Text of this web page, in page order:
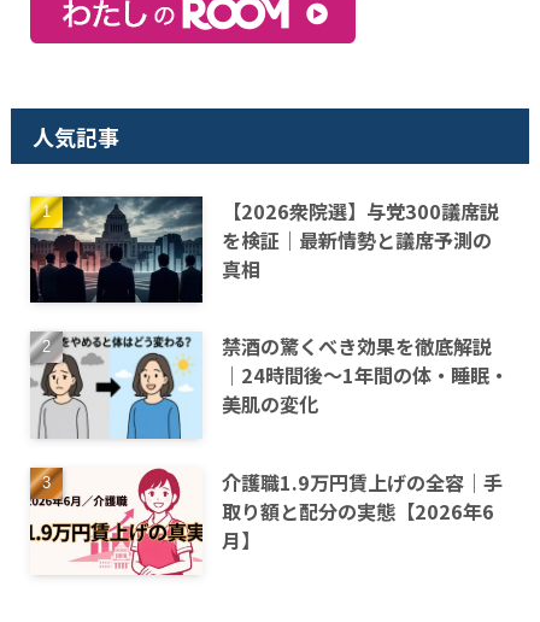
人気記事
【2026衆院選】与党300議席説
を検証｜最新情勢と議席予測の
真相
禁酒の驚くべき効果を徹底解説
｜24時間後〜1年間の体・睡眠・
美肌の変化
介護職1.9万円賃上げの全容｜手
取り額と配分の実態【2026年6
月】